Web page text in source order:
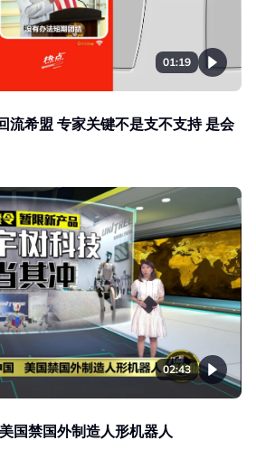
01:19
流希盟 专家关键不是支不支持 是会
02:43
国禁国外制造人形机器人